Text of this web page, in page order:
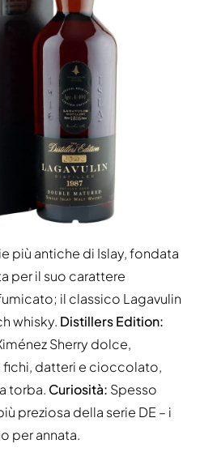
più antiche di Islay, fondata
per il suo carattere
il classico Lagavulin
whisky. Distillers Edition:
Sherry dolce,
datteri e cioccolato,
torba. Curiosità: Spesso
preziosa della serie DE – i
per annata.